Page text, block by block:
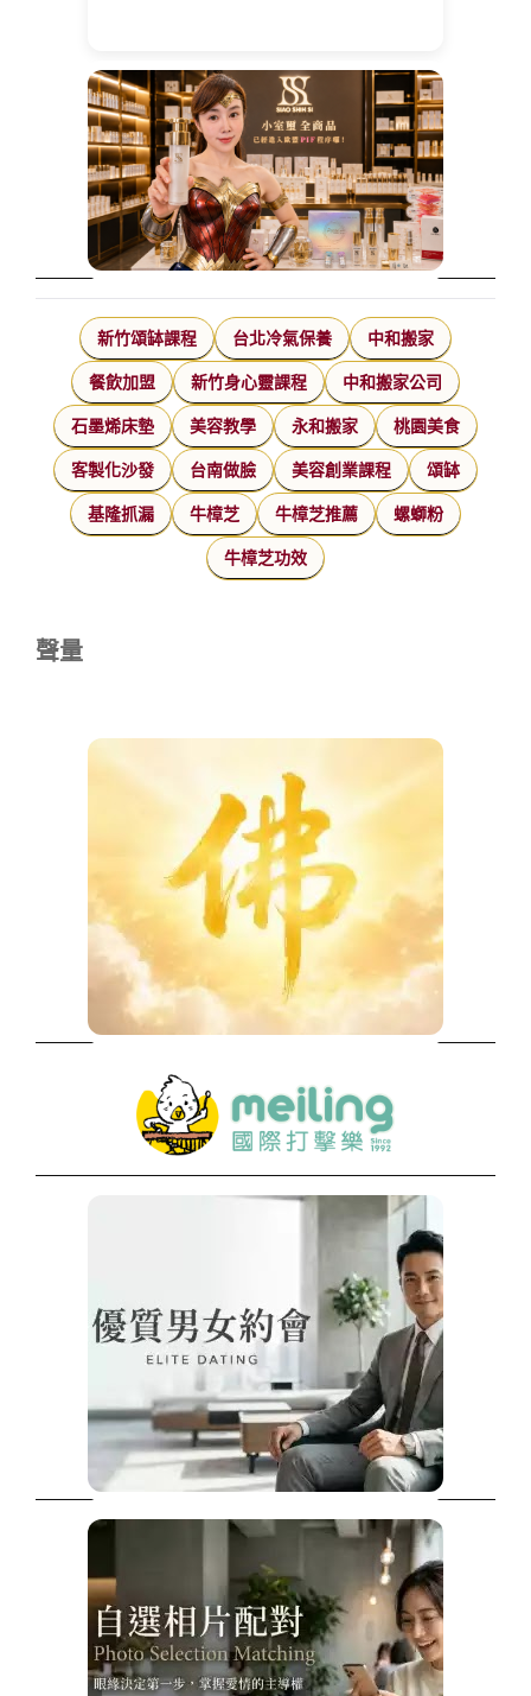
新竹頌缽課程 台北冷氣保養 中和搬家
餐飲加盟 新竹身心靈課程 中和搬家公司
石墨烯床墊 美容教學 永和搬家 桃園美食
客製化沙發 台南做臉 美容創業課程 頌缽
基隆抓漏 牛樟芝 牛樟芝推薦 螺螄粉
牛樟芝功效
聲量